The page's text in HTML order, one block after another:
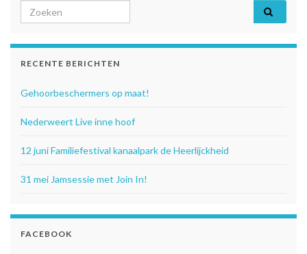
Search for:
RECENTE BERICHTEN
Gehoorbeschermers op maat!
Nederweert Live inne hoof
12 juni Familiefestival kanaalpark de Heerlijckheid
31 mei Jamsessie met Join In!
FACEBOOK